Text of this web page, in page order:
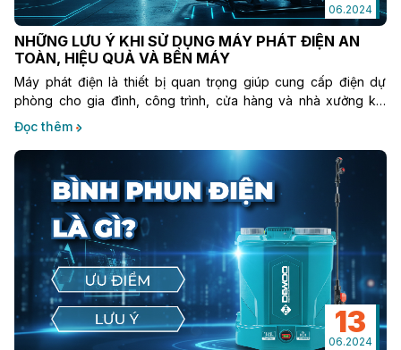
06.2024
NHỮNG LƯU Ý KHI SỬ DỤNG MÁY PHÁT ĐIỆN AN
TOÀN, HIỆU QUẢ VÀ BỀN MÁY
Máy phát điện là thiết bị quan trọng giúp cung cấp điện dự
phòng cho gia đình, công trình, cửa hàng và nhà xưởng khi
xảy ra mất điện. Tuy nhiên, nếu sử dụng không đúng cách,
máy phát điện có thể gây nguy hiểm, tốn nhiên liệu và nhanh
hư hỏng.
Đọc thêm
13
06.2024